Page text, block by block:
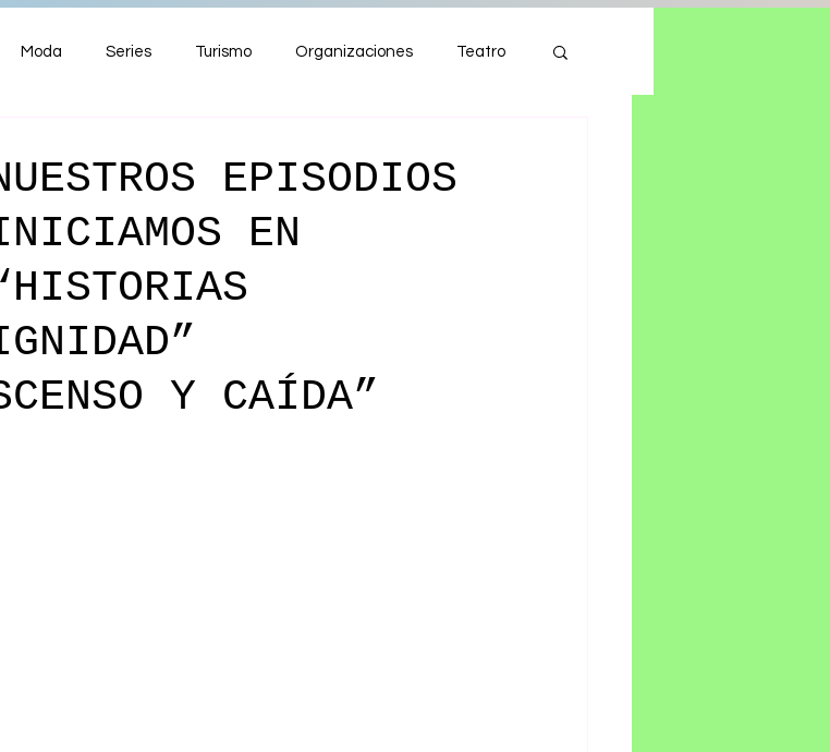
Moda Series Turismo Organizaciones Teatro
EPISODIOS
EN
Y CAÍDA”